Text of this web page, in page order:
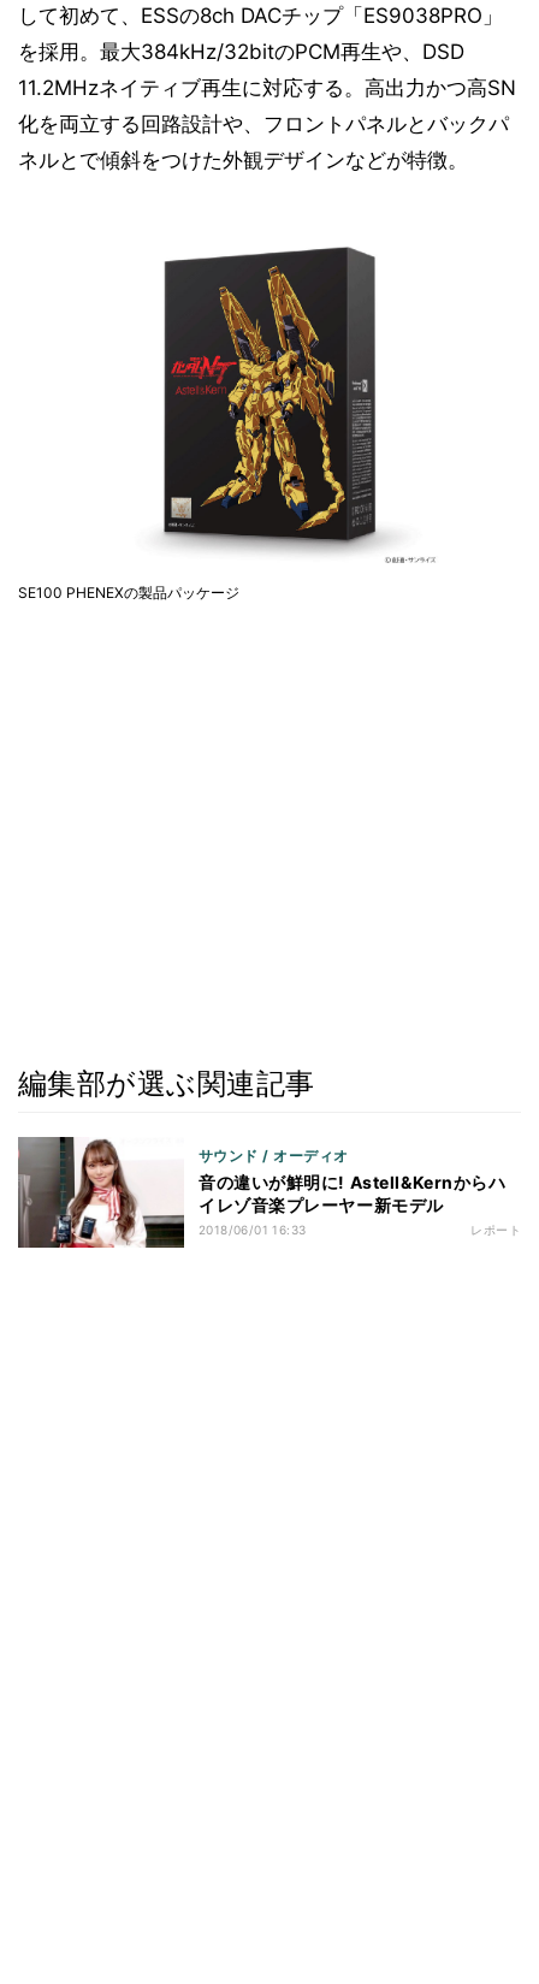
して初めて、ESSの8ch DACチップ「ES9038PRO」
を採用。最大384kHz/32bitのPCM再生や、DSD
11.2MHzネイティブ再生に対応する。高出力かつ高SN
化を両立する回路設計や、フロントパネルとバックパ
ネルとで傾斜をつけた外観デザインなどが特徴。
SE100 PHENEXの製品パッケージ
編集部が選ぶ関連記事
サウンド / オーディオ
音の違いが鮮明に! Astell&Kernからハ
イレゾ音楽プレーヤー新モデル
2018/06/01 16:33 レポート